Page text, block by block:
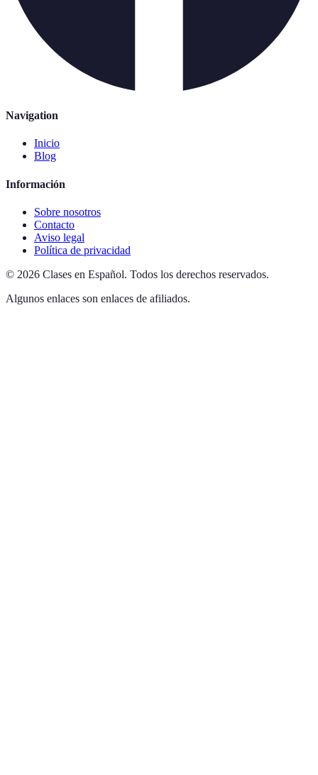
Navigation
Inicio
Blog
Información
Sobre nosotros
Contacto
Aviso legal
Política de privacidad
© 2026 Clases en Español. Todos los derechos reservados.
Algunos enlaces son enlaces de afiliados.